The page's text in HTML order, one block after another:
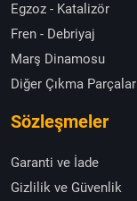
Egzoz - Katalizör
Fren - Debriyaj
Marş Dinamosu
Diğer Çıkma Parçalar
Sözleşmeler
Garanti ve İade
Gizlilik ve Güvenlik